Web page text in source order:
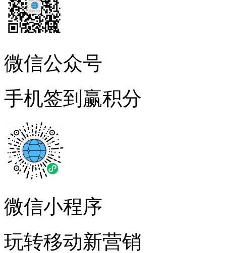
微信公众号
手机签到赢积分
微信小程序
玩转移动新营销